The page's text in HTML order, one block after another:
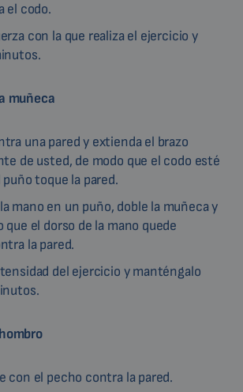
el codo.
con la que realiza el ejercicio y
muñeca
una pared y extienda el brazo
de usted, de modo que el codo esté
toque la pared.
mano en un puño, doble la muñeca y
que el dorso de la mano quede
la pared.
del ejercicio y manténgalo
con el pecho contra la pared.